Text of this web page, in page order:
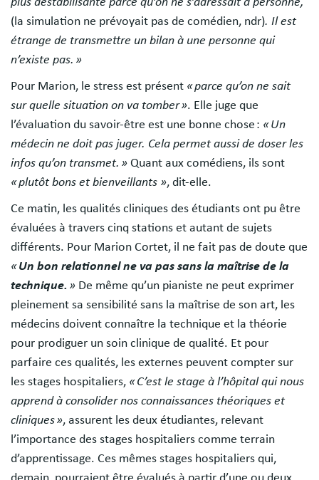
(la simulation ne prévoyait pas de comédien, ndr). Il est
étrange de transmettre un bilan à une personne qui
n’existe pas. »
Pour Marion, le stress est présent « parce qu’on ne sait
sur quelle situation on va tomber ». Elle juge que
l’évaluation du savoir-être est une bonne chose : « Un
médecin ne doit pas juger. Cela permet aussi de doser les
infos qu’on transmet. » Quant aux comédiens, ils sont
« plutôt bons et bienveillants », dit-elle.
Ce matin, les qualités cliniques des étudiants ont pu être
évaluées à travers cinq stations et autant de sujets
différents. Pour Marion Cortet, il ne fait pas de doute que
«Un bon relationnel ne va pas sans la maîtrise de la
technique. » De même qu’un pianiste ne peut exprimer
pleinement sa sensibilité sans la maîtrise de son art, les
médecins doivent connaître la technique et la théorie
pour prodiguer un soin clinique de qualité. Et pour
parfaire ces qualités, les externes peuvent compter sur
les stages hospitaliers, « C’est le stage à l’hôpital qui nous
apprend à consolider nos connaissances théoriques et
cliniques », assurent les deux étudiantes, relevant
l’importance des stages hospitaliers comme terrain
d’apprentissage. Ces mêmes stages hospitaliers qui,